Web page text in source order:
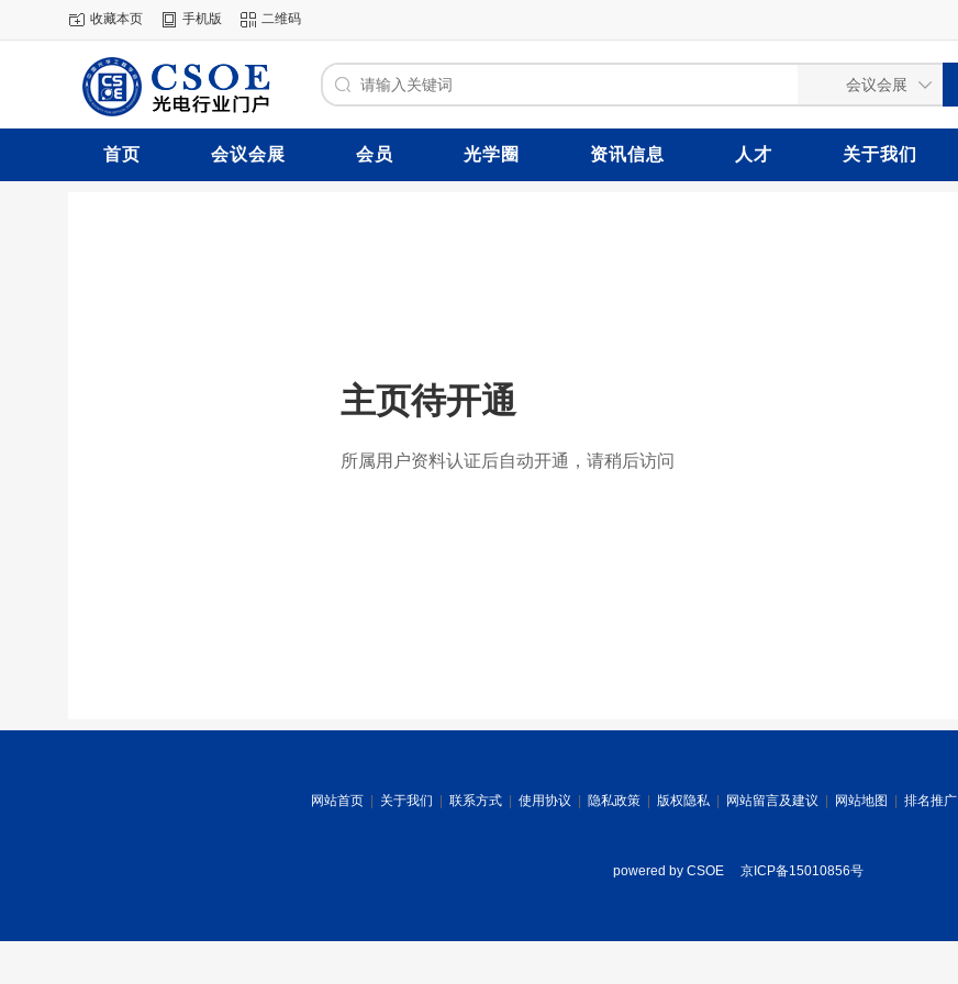
收藏本页 手机版 二维码
首页 会议会展 会员 光学圈 资讯信息 人才 关于我们
主页待开通
所属用户资料认证后自动开通，请稍后访问
网站首页 关于我们 联系方式 使用协议 隐私政策 版权隐私 网站留言及建议 网站地图 排名推广
powered by CSOE 京ICP备15010856号